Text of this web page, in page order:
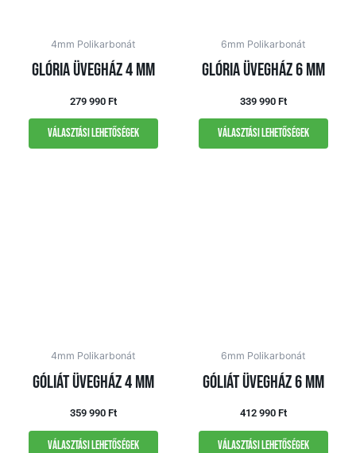
4mm Polikarbonát
Glória üvegház 4 mm
279 990 Ft
Választási lehetőségek
6mm Polikarbonát
Glória üvegház 6 mm
339 990 Ft
Választási lehetőségek
4mm Polikarbonát
Góliát üvegház 4 mm
359 990 Ft
Választási lehetőségek
6mm Polikarbonát
Góliát üvegház 6 mm
412 990 Ft
Választási lehetőségek